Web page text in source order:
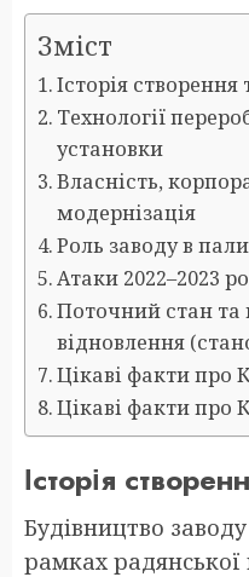
Зміст
Історія
Технології
установки
Власність,
модернізація
Роль заводу в
Атаки 2022–2023
Поточний стан та
відновлення
Цікаві факти
Цікаві факти
Історія
Будівництво
рамках